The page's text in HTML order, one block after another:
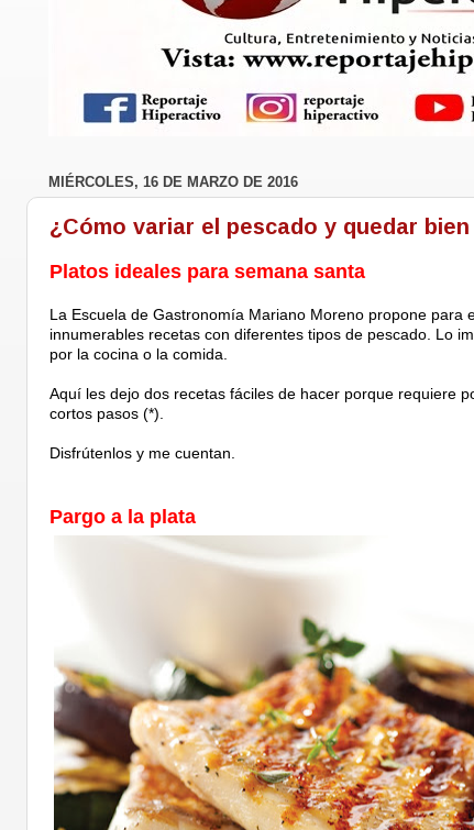
MIÉRCOLES, 16 DE MARZO DE 2016
¿Cómo variar el pescado y quedar
Platos ideales para semana santa
La Escuela de Gastronomía Mariano Moreno propone para
innumerables recetas con diferentes tipos de pescado. Lo
por la cocina o la comida.
Aquí les dejo dos recetas fáciles de hacer porque requiere
cortos pasos (*).
Disfrútenlos y me cuentan.
Pargo a la plata